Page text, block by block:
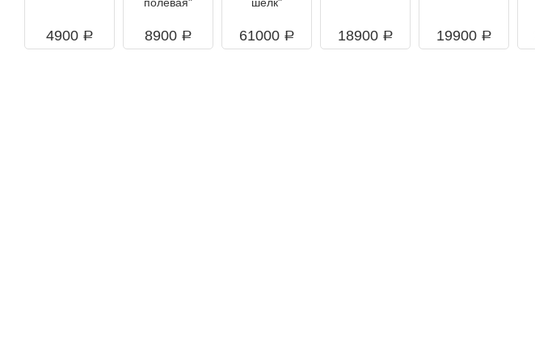
4900 a 8900 a 61000 a 18900 a 19900 a